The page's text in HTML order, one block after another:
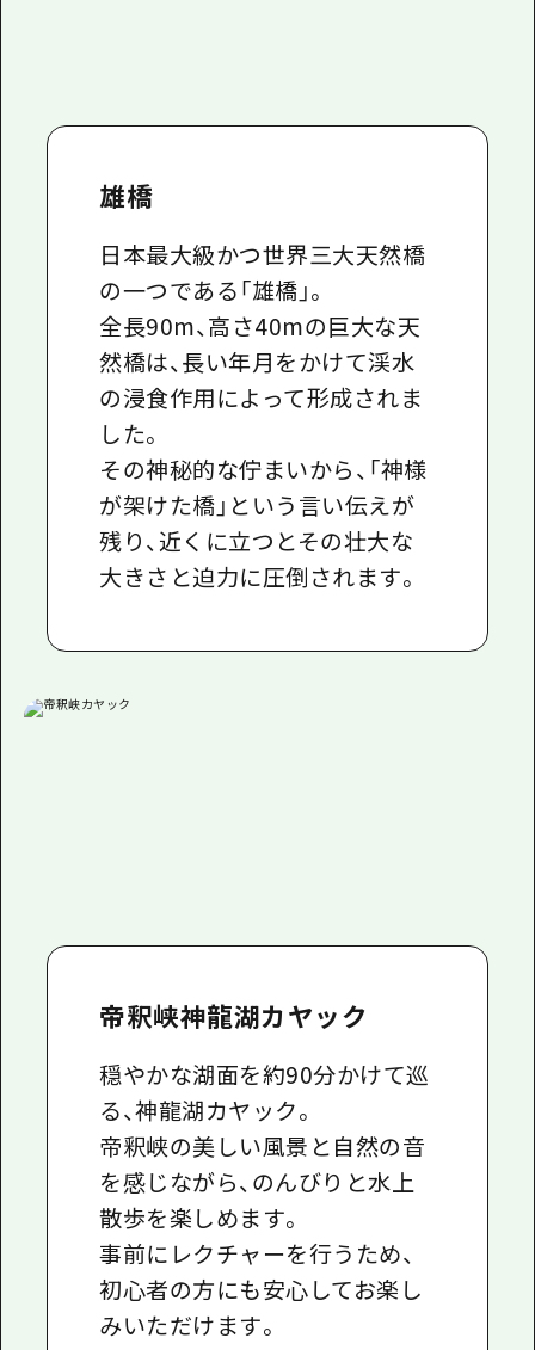
雄橋
日本最大級かつ世界三大天然橋
の一つである「雄橋」。
全長90m、高さ40mの巨大な天
然橋は、長い年月をかけて渓水
の浸食作用によって形成されま
した。
その神秘的な佇まいから、「神様
が架けた橋」という言い伝えが
残り、近くに立つとその壮大な
大きさと迫力に圧倒されます。
帝釈峡神龍湖カヤック
穏やかな湖面を約90分かけて巡
る、神龍湖カヤック。
帝釈峡の美しい風景と自然の音
を感じながら、のんびりと水上
散歩を楽しめます。
事前にレクチャーを行うため、
初心者の方にも安心してお楽し
みいただけます。